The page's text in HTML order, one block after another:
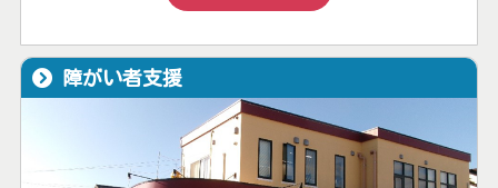
障がい者支援